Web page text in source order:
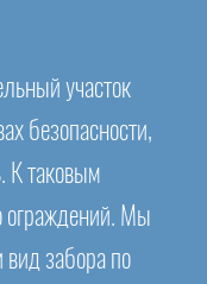
участок
безопасности,
К таковым
ограждений. Мы
вид забора по